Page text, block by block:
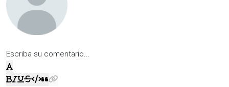
Escriba su comentario...